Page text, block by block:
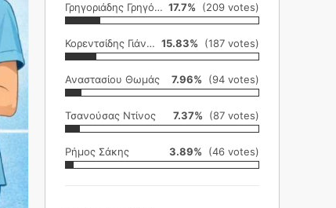
Γρηγοριάδης Γρηγόρης 17.7% (209 votes)
Κορεντσίδης Γιάννης 15.83% (187 votes)
Αναστασίου Θωμάς 7.96% (94 votes)
Τσανούσας Ντίνος 7.37% (87 votes)
Ρήμος Σάκης 3.89% (46 votes)